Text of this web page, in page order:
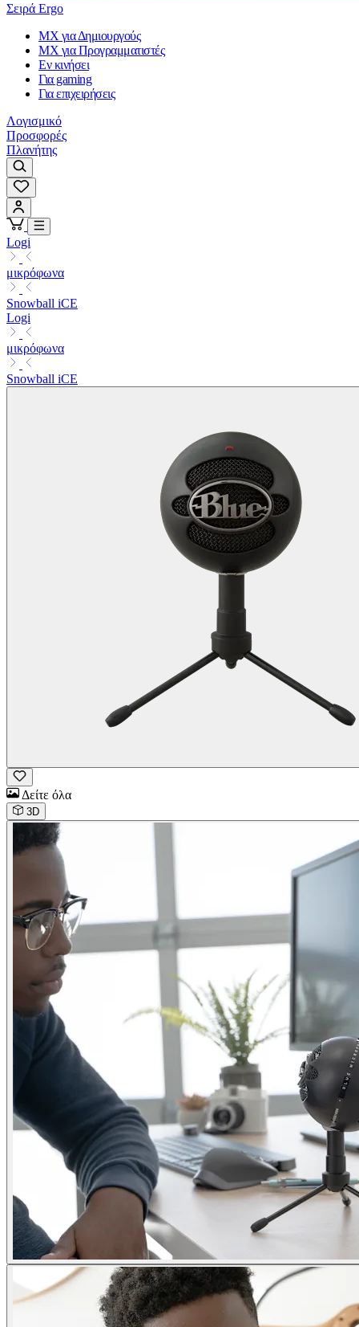
Σειρά Ergo
MX για Δημιουργούς
MX για Προγραμματιστές
Εν κινήσει
Για gaming
Για επιχειρήσεις
Λογισμικό
Προσφορές
Πλανήτης
Logi
μικρόφωνα
Snowball iCE
Logi
μικρόφωνα
Snowball iCE
Δείτε όλα
3D